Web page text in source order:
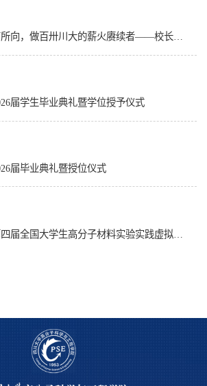
届学生毕业典礼暨学位授予仪式
届毕业典礼暨授位仪式